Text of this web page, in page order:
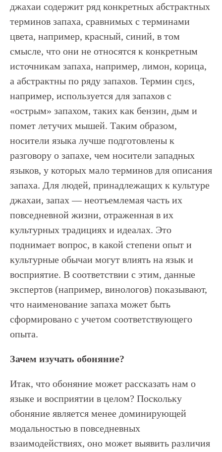
джахаи содержит ряд конкретных абстрактных
терминов запаха, сравнимых с терминами
цвета, например, красный, синий, в том
смысле, что они не относятся к конкретным
источникам запаха, например, лимон, корица,
а абстрактны по ряду запахов. Термин cŋɛs,
например, используется для запахов с
«острым» запахом, таких как бензин, дым и
помет летучих мышей. Таким образом,
носители языка лучше подготовлены к
разговору о запахе, чем носители западных
языков, у которых мало терминов для описания
запаха. Для людей, принадлежащих к культуре
джахаи, запах — неотъемлемая часть их
повседневной жизни, отраженная в их
культурных традициях и идеалах. Это
поднимает вопрос, в какой степени опыт и
культурные обычаи могут влиять на язык и
восприятие. В соответствии с этим, данные
экспертов (например, винологов) показывают,
что наименование запаха может быть
сформировано с учетом соответствующего
опыта.
Зачем изучать обоняние?
Итак, что обоняние может рассказать нам о
языке и восприятии в целом? Поскольку
обоняние является менее доминирующей
модальностью в повседневных
взаимодействиях, оно может выявить различия